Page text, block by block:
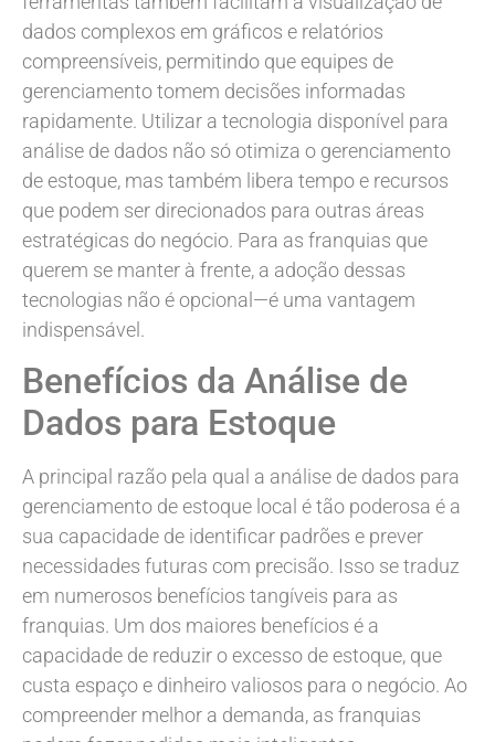
dados complexos em gráficos e relatórios
compreensíveis, permitindo que equipes de
gerenciamento tomem decisões informadas
rapidamente. Utilizar a tecnologia disponível para
análise de dados não só otimiza o gerenciamento
de estoque, mas também libera tempo e recursos
que podem ser direcionados para outras áreas
estratégicas do negócio. Para as franquias que
querem se manter à frente, a adoção dessas
tecnologias não é opcional—é uma vantagem
indispensável.
Benefícios da Análise de
Dados para Estoque
A principal razão pela qual a análise de dados para
gerenciamento de estoque local é tão poderosa é a
sua capacidade de identificar padrões e prever
necessidades futuras com precisão. Isso se traduz
em numerosos benefícios tangíveis para as
franquias. Um dos maiores benefícios é a
capacidade de reduzir o excesso de estoque, que
custa espaço e dinheiro valiosos para o negócio. Ao
compreender melhor a demanda, as franquias